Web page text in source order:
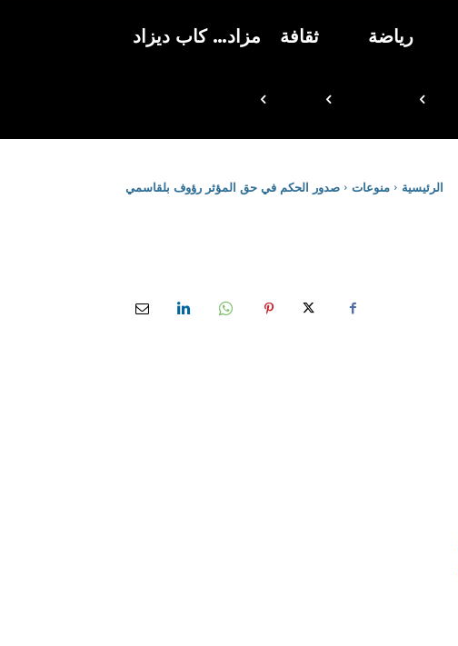
رياضة ثقافة مزاد… كاب ديزاد
الرئيسية منوعات صدور الحكم في حق المؤثر رؤوف بلقاسمي